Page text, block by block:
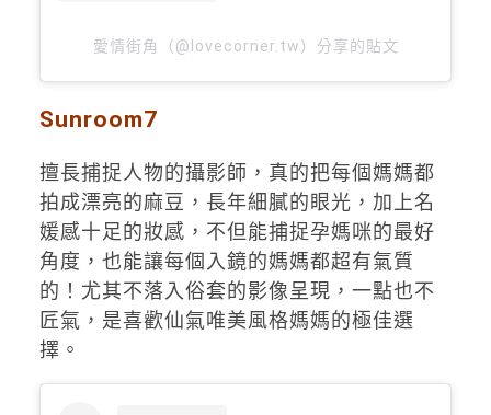
愛情街角（@lovecorner.tw）分享的貼文
Sunroom7
擅長捕捉人物的攝影師，真的把每個媽媽都
拍成漂亮的麻豆，長年細膩的眼光，加上名
媛感十足的妝感，不但能捕捉孕媽咪的最好
角度，也能讓每個入鏡的媽媽都超有氣質
的！尤其不落入俗套的影像呈現，一點也不
匠氣，是喜歡仙氣唯美風格媽媽的極佳選
擇。